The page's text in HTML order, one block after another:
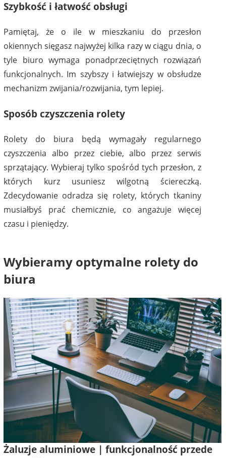
Szybkość i łatwość obsługi
Pamiętaj, że o ile w mieszkaniu do przesłon
okiennych sięgasz najwyżej kilka razy w ciągu dnia, o
tyle biuro wymaga ponadprzeciętnych rozwiązań
funkcjonalnych. Im szybszy i łatwiejszy w obsłudze
mechanizm zwijania/rozwijania, tym lepiej.
Sposób czyszczenia rolety
Rolety do biura będą wymagały regularnego
czyszczenia albo przez ciebie, albo przez serwis
sprzątający. Wybieraj tylko spośród tych przesłon, z
których kurz usuniesz wilgotną ściereczką.
Zdecydowanie odradza się rolety, których tkaniny
musiałbyś prać chemicznie, co angażuje więcej
czasu i pieniędzy.
Wybieramy optymalne rolety do
biura
Żaluzje aluminiowe | funkcjonalność przede